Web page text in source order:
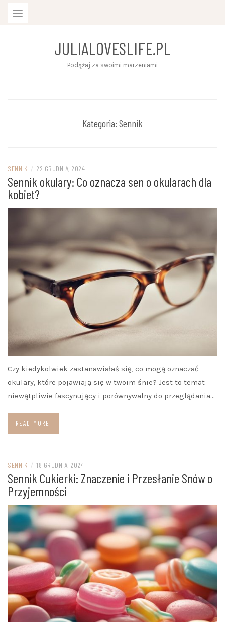
JULIALOVESLIFE.PL
Podążaj za swoimi marzeniami
Kategoria: Sennik
SENNIK / 22 GRUDNIA, 2024
Sennik okulary: Co oznacza sen o okularach dla
kobiet?
Czy kiedykolwiek zastanawiałaś się, co mogą oznaczać
okulary, które pojawiają się w twoim śnie? Jest to temat
niewątpliwie fascynujący i porównywalny do przeglądania…
READ MORE
SENNIK / 18 GRUDNIA, 2024
Sennik Cukierki: Znaczenie i Przesłanie Snów o
Przyjemności